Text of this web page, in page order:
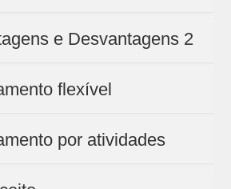
e Desvantagens 2
flexível
por atividades